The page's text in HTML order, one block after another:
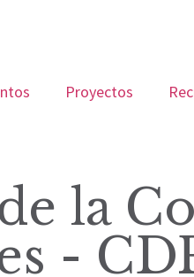
Proyectos
la
-